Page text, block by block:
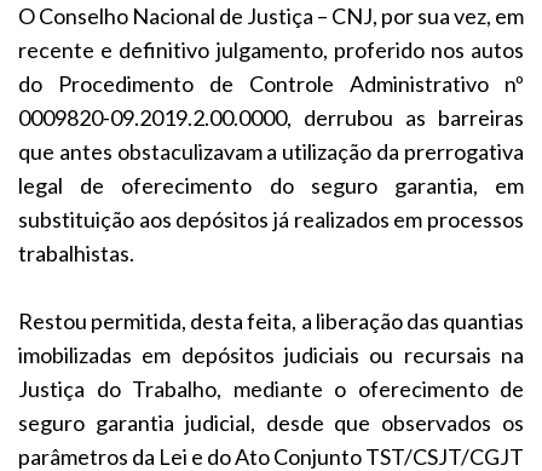
O Conselho Nacional de Justiça – CNJ, por sua vez, em
recente e definitivo julgamento, proferido nos autos
do Procedimento de Controle Administrativo nº
0009820-09.2019.2.00.0000, derrubou as barreiras
que antes obstaculizavam a utilização da prerrogativa
legal de oferecimento do seguro garantia, em
substituição aos depósitos já realizados em processos
trabalhistas.
Restou permitida, desta feita, a liberação das quantias
imobilizadas em depósitos judiciais ou recursais na
Justiça do Trabalho, mediante o oferecimento de
seguro garantia judicial, desde que observados os
parâmetros da Lei e do Ato Conjunto TST/CSJT/CGJT